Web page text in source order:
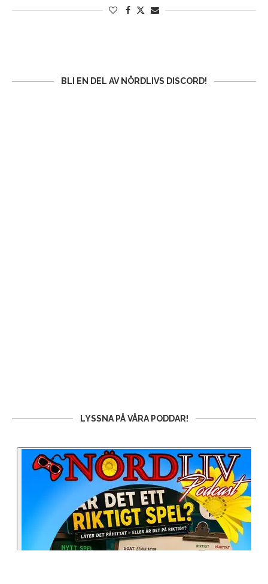
BLI EN DEL AV NÖRDLIVS DISCORD!
LYSSNA PÅ VÅRA PODDAR!